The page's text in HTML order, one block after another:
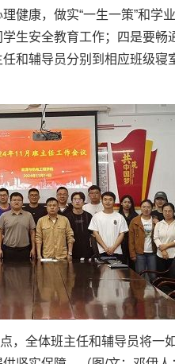
健康，做实“一生一策”和学
生安全教育工作；四是要畅
和辅导员分别到相应班级寝
，全体班主任和辅导员将一